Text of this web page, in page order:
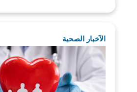
الآخبار الصحية